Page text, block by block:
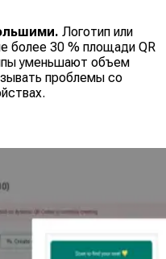
Логотип или
более 30 % площади QR
уменьшают объем
проблемы со